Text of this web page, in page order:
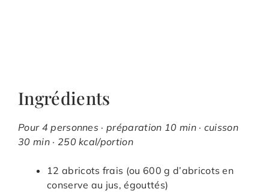
Ingrédients
Pour 4 personnes · préparation 10 min · cuisson
30 min · 250 kcal/portion
12 abricots frais (ou 600 g d’abricots en
conserve au jus, égouttés)